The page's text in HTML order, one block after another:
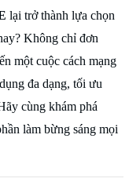
lại trở thành lựa chọn
Không chỉ đơn
một cuộc cách mạng
đa dạng, tối ưu
cùng khám phá
làm bừng sáng mọi